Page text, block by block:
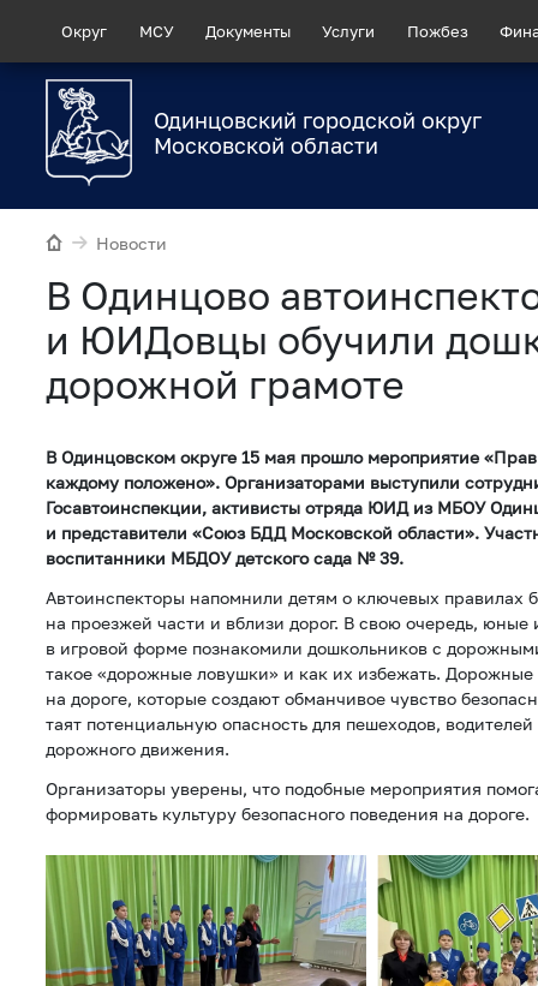
Округ МСУ Документы Услуги Пожбез
Одинцовский городской округ
Московской области
Новости
В Одинцово
и ЮИДовцы обучили
дорожной грамоте
В Одинцовском округе 15 мая прошло мероприятие
каждому положено». Организаторами выступили
Госавтоинспекции, активисты отряда ЮИД из МБОУ
и представители «Союз БДД Московской области».
воспитанники МБДОУ детского сада № 39.
Автоинспекторы напомнили детям о ключевых правилах
на проезжей части и вблизи дорог. В свою очередь,
в игровой форме познакомили дошкольников с
такое «дорожные ловушки» и как их избежать.
на дороге, которые создают обманчивое чувство
таят потенциальную опасность для пешеходов,
дорожного движения.
Организаторы уверены, что подобные мероприятия
формировать культуру безопасного поведения на дороге.